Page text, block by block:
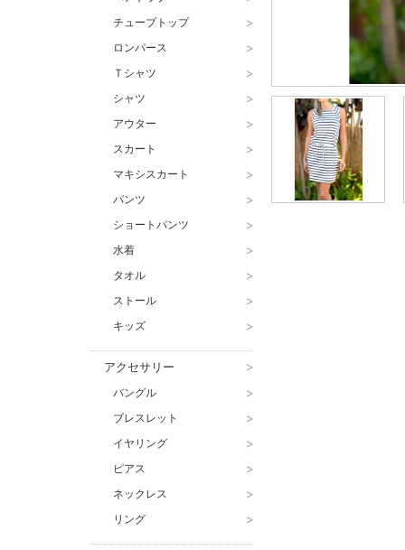
チューブトップ >
ロンパース >
Ｔシャツ >
シャツ >
アウター >
スカート >
マキシスカート >
パンツ >
ショートパンツ >
水着 >
タオル >
ストール >
キッズ >
アクセサリー >
バングル >
ブレスレット >
イヤリング >
ピアス >
ネックレス >
リング >